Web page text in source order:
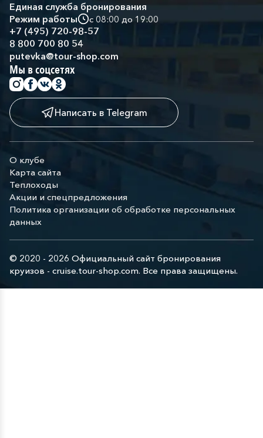
Единая служба бронирования
Режим работы
с 08:00 до 19:00
+7 (495) 720-98-57
8 800 700 80 54
putevka@tour-shop.com
Мы в соцсетях
Написать в Telegram
О клубе
Карта сайта
Теплоходы
Акции и спецпредложения
Политика организации об обработке персональных
данных
© 2020 - 2026 Официальный сайт бронирования
круизов - cruise.tour-shop.com. Все права защищены.